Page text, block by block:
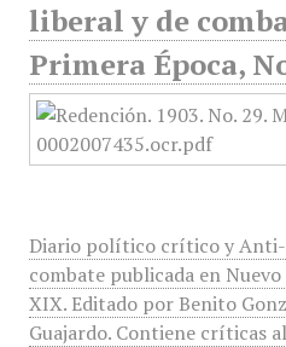
liberal y de
Primera Época,
Diario político crítico y Anti-
combate publicada en
XIX. Editado por Benito
Guajardo. Contiene críticas